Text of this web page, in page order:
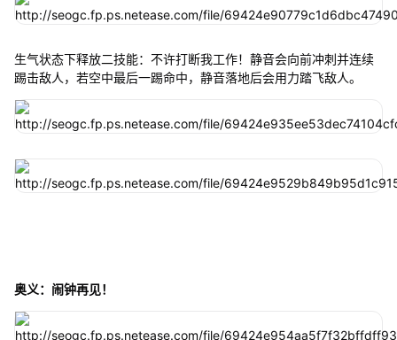
生气状态下释放二技能：不许打断我工作！静音会向前冲刺并连续
踢击敌人，若空中最后一踢命中，静音落地后会用力踏飞敌人。
奥义：闹钟再见！